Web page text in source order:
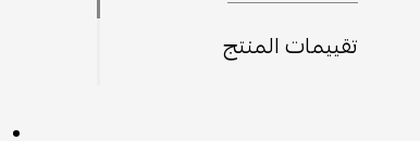
تقييمات المنتج